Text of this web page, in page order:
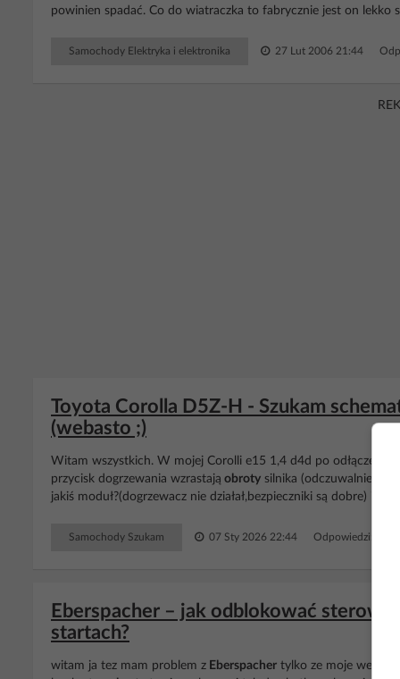
powinien spadać. Co do wiatraczka to fabrycznie jest on lekko
Samochody Elektryka i elektronika 27 Lut 2006 21:44
Toyota Corolla D5Z-H - Szukam
(webasto ;)
Witam wszystkich. W mojej Corolli e15 1,4 d4d po odłączeniu
przycisk dogrzewania wzrastają obroty silnika (odczuwalnie)
jakiś moduł?(dogrzewacz nie działał,bezpieczniki są dobre) i
Samochody Szukam 07 Sty 2026 22:44 Odpowiedzi: 54
Eberspacher – jak odblokować
startach?
witam ja tez mam problem z Eberspacher tylko ze moje